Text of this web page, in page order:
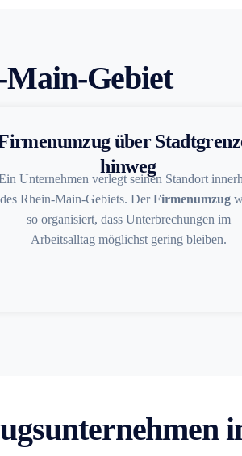
Main-Gebiet
über
hinweg
Unternehmen verlegt seinen Standort
des Rhein-Main-Gebiets. DerFirmenumzug
so organisiert, dass Unterbrechungen im
Arbeitsalltag möglichst gering bleiben.